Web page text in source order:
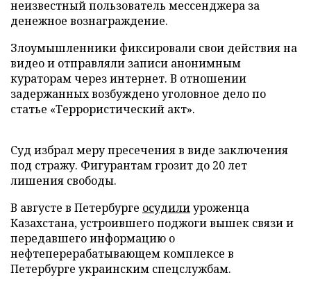
неизвестный пользователь мессенджера за
денежное вознаграждение.
Злоумышленники фиксировали свои действия на
видео и отправляли записи анонимным
кураторам через интернет. В отношении
задержанных возбуждено уголовное дело по
статье «Террористический акт».
Суд избрал меру пресечения в виде заключения
под стражу. Фигурантам грозит до 20 лет
лишения свободы.
В августе в Петербурге осудилиуроженца
Казахстана, устроившего поджоги вышек связи и
передавшего информацию о
нефтеперерабатывающем комплексе в
Петербурге украинским спецслужбам.